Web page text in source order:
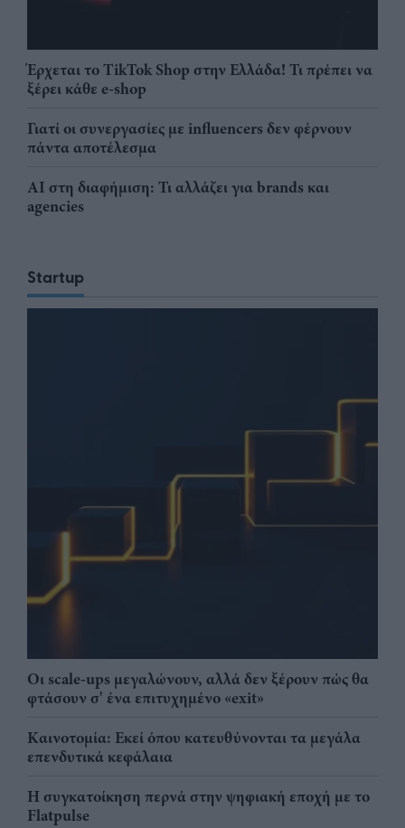
Έρχεται το TikTok Shop στην Ελλάδα! Τι πρέπει να
ξέρει κάθε e-shop
Γιατί οι συνεργασίες με influencers δεν φέρνουν
πάντα αποτέλεσμα
AI στη διαφήμιση: Τι αλλάζει για brands και
agencies
Startup
Οι scale-ups μεγαλώνουν, αλλά δεν ξέρουν πώς θα
φτάσουν σ' ένα επιτυχημένο «exit»
Καινοτομία: Εκεί όπου κατευθύνονται τα μεγάλα
επενδυτικά κεφάλαια
Η συγκατοίκηση περνά στην ψηφιακή εποχή με το
Flatpulse